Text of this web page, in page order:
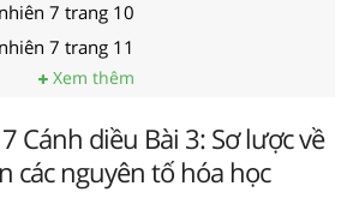
7 trang 10
7 trang 11
Xem thêm
Cánh diều Bài 3: Sơ lược về
các nguyên tố hóa học